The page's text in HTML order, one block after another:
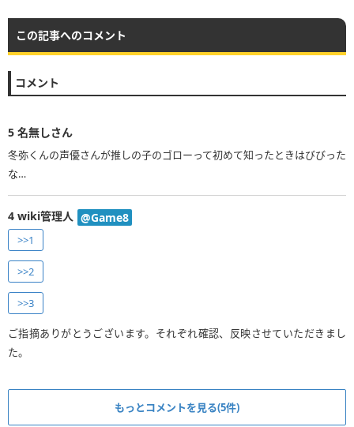
この記事へのコメント
コメント
5 名無しさん
冬弥くんの声優さんが推しの子のゴローって初めて知ったときはびびった
な…
4 wiki管理人 @Game8
>>1
>>2
>>3
ご指摘ありがとうございます。それぞれ確認、反映させていただきまし
た。
もっとコメントを見る(5件)